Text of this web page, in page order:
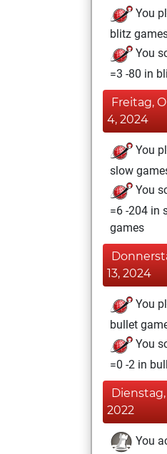
You
blitz
You
=3 -80 in
Freitag,
4, 2024
You
slow
You
=6 -204 in
games
13, 2024
You
bullet
You
=0 -2 in
Dienstag,
2022
You